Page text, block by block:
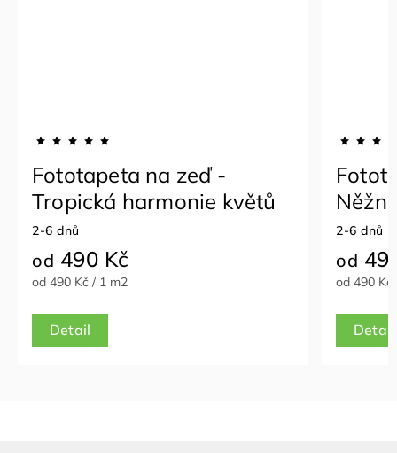
Fototapeta na zeď -
Tropická harmonie květů
2-6 dnů
od 490 Kč
od 490 Kč / 1 m2
Detail
2-6 dnů
od
od 490 Kč
Detail